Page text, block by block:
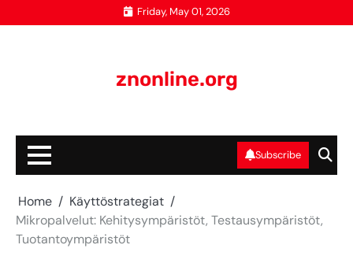
to
Friday, May 01, 2026
znonline.org
Subscribe
Home
Käyttöstrategiat
Mikropalvelut: Kehitysympäristöt, Testausympäristöt,
Tuotantoympäristöt